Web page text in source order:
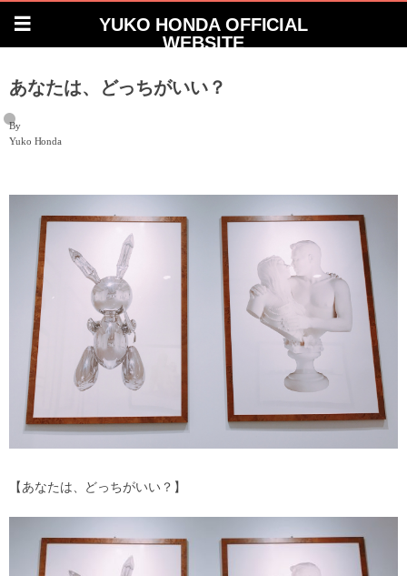
YUKO HONDA OFFICIAL
WEBSITE
あなたは、どっちがいい？
By
Yuko Honda
【あなたは、どっちがいい？】